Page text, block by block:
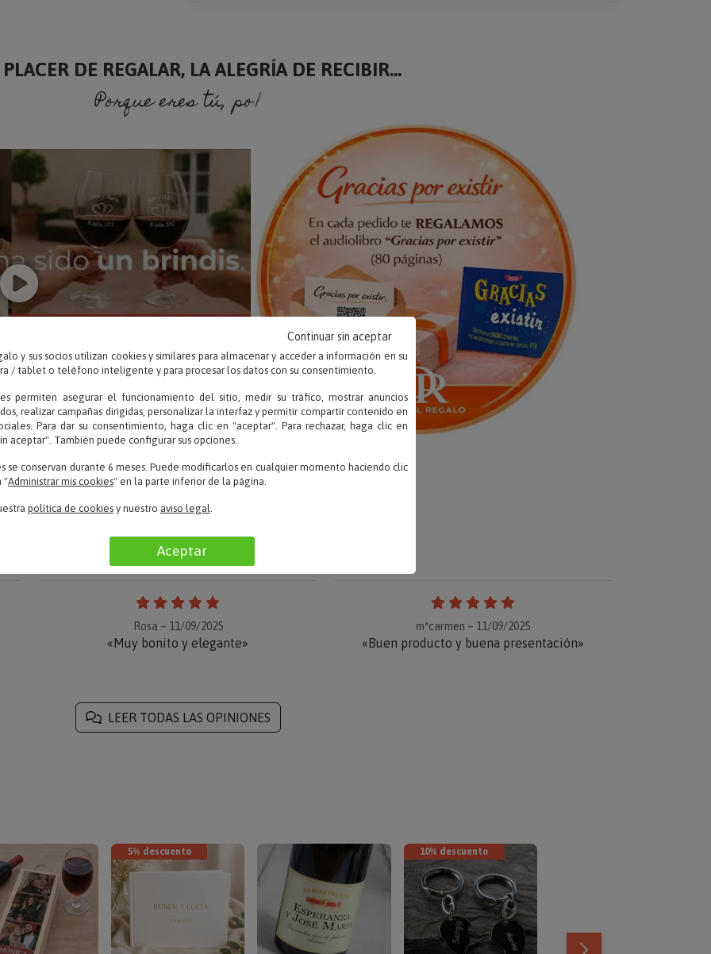
DE REGALAR, LA ALEGRÍA DE RECIBIR...
Porque eres tú, porque soy yo.
OPINIONES
Rosa – 11/09/2025
«Muy bonito y elegante»
mªcarmen – 11/09/2025
«Buen producto y buena presentación»
LEER TODAS LAS OPINIONES
5% descuento 10% descuento
y sus socios utilizan cookies y similares para almacenar y acceder a información en su
/ tablet o teléfono inteligente y para procesar los datos con su consentimiento.
permiten asegurar el funcionamiento del sitio, medir su tráfico, mostrar anuncios
realizar campañas dirigidas, personalizar la interfaz y permitir compartir contenido en
Para dar su consentimiento, haga clic en "aceptar". Para rechazar, haga clic en
aceptar". También puede configurar sus opciones.
se conservan durante 6 meses. Puede modificarlos en cualquier momento haciendo clic
"Administrar mis cookies" en la parte inferior de la página.
política de cookies y nuestro aviso legal.
Aceptar
Continuar sin aceptar